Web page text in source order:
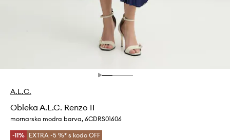
A.L.C.
Obleka A.L.C. Renzo II
mornarsko modra barva, 6CDRS01606
-11% EXTRA -5 %* s kodo OFF